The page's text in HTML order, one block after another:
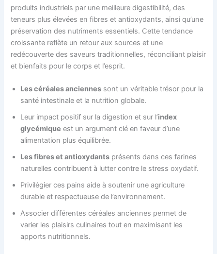
produits industriels par une meilleure digestibilité, des
teneurs plus élevées en fibres et antioxydants, ainsi qu’une
préservation des nutriments essentiels. Cette tendance
croissante reflète un retour aux sources et une
redécouverte des saveurs traditionnelles, réconciliant plaisir
et bienfaits pour le corps et l’esprit.
Les céréales anciennes sont un véritable trésor pour la
santé intestinale et la nutrition globale.
Leur impact positif sur la digestion et sur l’index
glycémique est un argument clé en faveur d’une
alimentation plus équilibrée.
Les fibres et antioxydants présents dans ces farines
naturelles contribuent à lutter contre le stress oxydatif.
Privilégier ces pains aide à soutenir une agriculture
durable et respectueuse de l’environnement.
Associer différentes céréales anciennes permet de
varier les plaisirs culinaires tout en maximisant les
apports nutritionnels.